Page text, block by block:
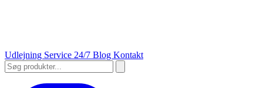
Udlejning Service 24/7 Blog Kontakt